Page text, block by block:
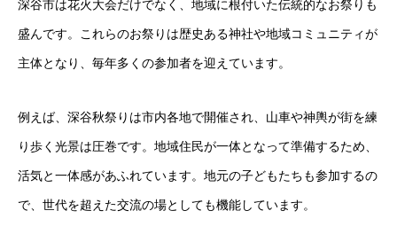
深谷市は花火大会だけでなく、地域に根付いた伝統的なお祭りも
盛んです。これらのお祭りは歴史ある神社や地域コミュニティが
主体となり、毎年多くの参加者を迎えています。
例えば、深谷秋祭りは市内各地で開催され、山車や神輿が街を練
り歩く光景は圧巻です。地域住民が一体となって準備するため、
活気と一体感があふれています。地元の子どもたちも参加するの
で、世代を超えた交流の場としても機能しています。